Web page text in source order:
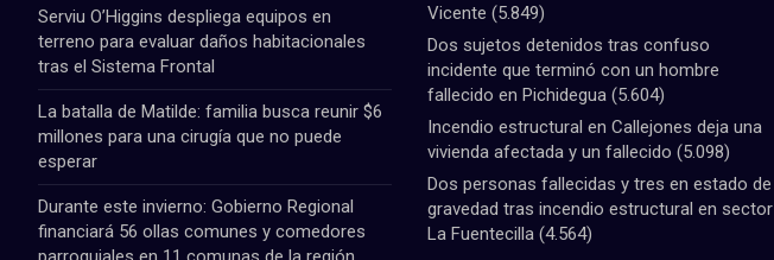
Serviu O’Higgins despliega equipos en
terreno para evaluar daños habitacionales
tras el Sistema Frontal
La batalla de Matilde: familia busca reunir $6
millones para una cirugía que no puede
esperar
Durante este invierno: Gobierno Regional
financiará 56 ollas comunes y comedores
Vicente (5.849)
Dos sujetos detenidos tras confuso
incidente que terminó con un hombre
fallecido en Pichidegua (5.604)
Incendio estructural en Callejones deja una
vivienda afectada y un fallecido (5.098)
Dos personas fallecidas y tres en estado de
gravedad tras incendio estructural en sector
La Fuentecilla (4.564)